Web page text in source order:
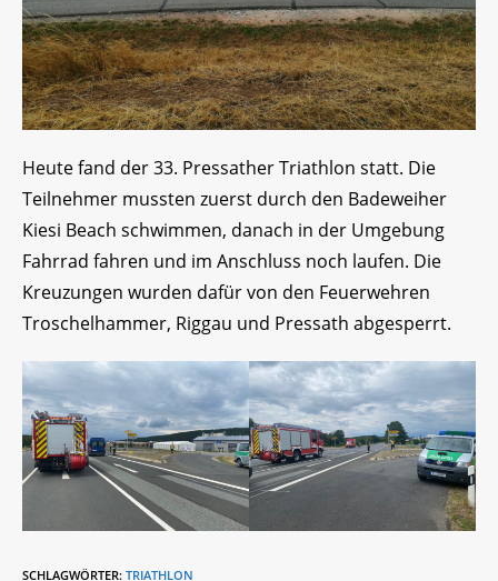
Heute fand der 33. Pressather Triathlon statt. Die
Teilnehmer mussten zuerst durch den Badeweiher
Kiesi Beach schwimmen, danach in der Umgebung
Fahrrad fahren und im Anschluss noch laufen. Die
Kreuzungen wurden dafür von den Feuerwehren
Troschelhammer, Riggau und Pressath abgesperrt.
SCHLAGWÖRTER: TRIATHLON